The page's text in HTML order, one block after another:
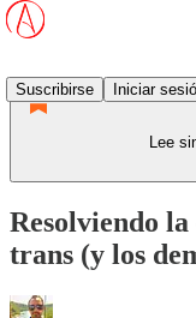
Suscribirse
Iniciar
Lee
Resolviendo
trans (y los